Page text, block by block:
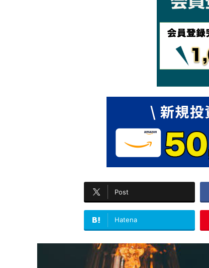
Post
Hatena